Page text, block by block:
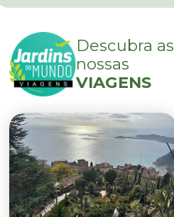
Descubra as
nossas
VIAGENS